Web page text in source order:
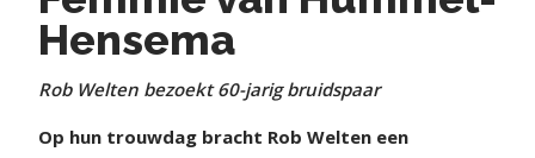
Hensema
Rob Welten bezoekt 60-jarig bruidspaar
Op hun trouwdag bracht Rob Welten een